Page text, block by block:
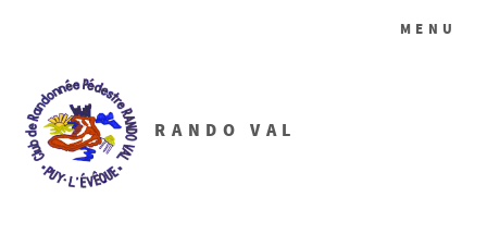
RANDO VAL
MENU